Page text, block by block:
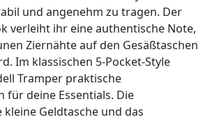
und angenehm zu tragen. Der
verleiht ihr eine authentische Note,
Ziernähte auf den Gesäßtaschen
Im klassischen 5-Pocket-Style
Tramper praktische
für deine Essentials. Die
kleine Geldtasche und das